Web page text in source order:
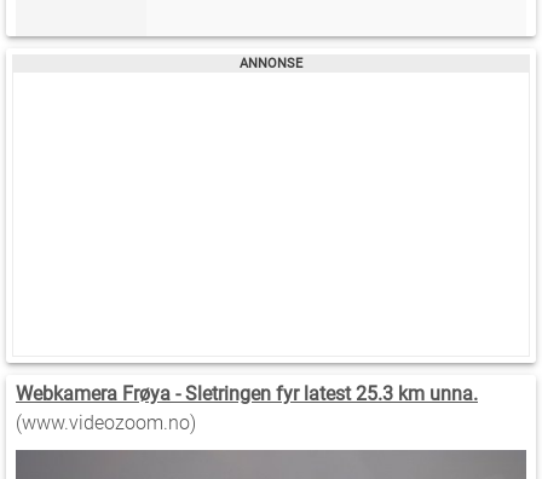
Webkamera Frøya - Sletringen fyr latest 25.3 km unna.
(www.videozoom.no)